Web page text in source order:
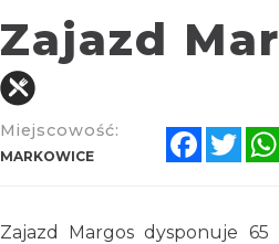
Zajazd
Miejscowość:
MARKOWICE
Facebook
Zajazd Margos dysponuje